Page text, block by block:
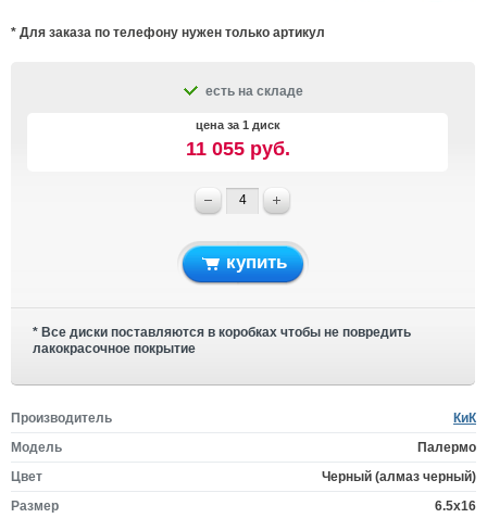
* Для заказа по телефону нужен только артикул
есть на складе
цена за 1 диск
11 055 руб.
купить
* Все диски поставляются в коробках чтобы не повредить
лакокрасочное покрытие
Производитель
КиК
Модель
Палермо
Цвет
Черный (алмаз черный)
Размер
6.5x16